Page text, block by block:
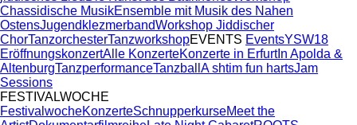
Chassidische MusikEnsemble mit Musik des Nahen
OstensJugendklezmerbandWorkshop Jiddischer
ChorTanzorchesterTanzworkshopEVENTS EventsYSW18
EröffnungskonzertAlle KonzerteKonzerte in ErfurtIn Apolda &
AltenburgTanzperformanceTanzball A shtim fun hartsJam
Sessions
FESTIVALWOCHE
FestivalwocheKonzerteSchnupperkurseMeet the